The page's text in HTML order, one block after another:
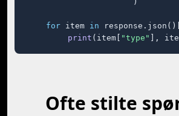
for item in response.json()[
print (item[ "type" ],
Ofte stilte